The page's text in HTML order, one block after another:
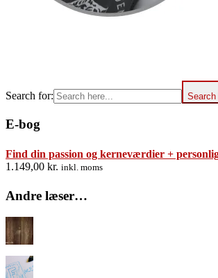
Search for:
E-bog
Find din passion og kerneværdier +
1.149,00 kr. inkl. moms
Andre læser…